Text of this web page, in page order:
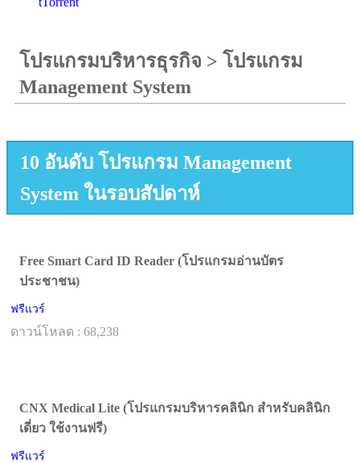
โปรแกรมบริหารธุรกิจ > โปรแกรม
Management System
10 อันดับ โปรแกรม Management
System ในรอบสัปดาห์
Free Smart Card ID Reader (โปรแกรมอ่านบัตร
ประชาชน)
ฟรีแวร์
ดาวน์โหลด : 68,238
CNX Medical Lite (โปรแกรมบริหารคลินิก สำหรับคลินิก
เดี่ยว ใช้งานฟรี)
ฟรีแวร์